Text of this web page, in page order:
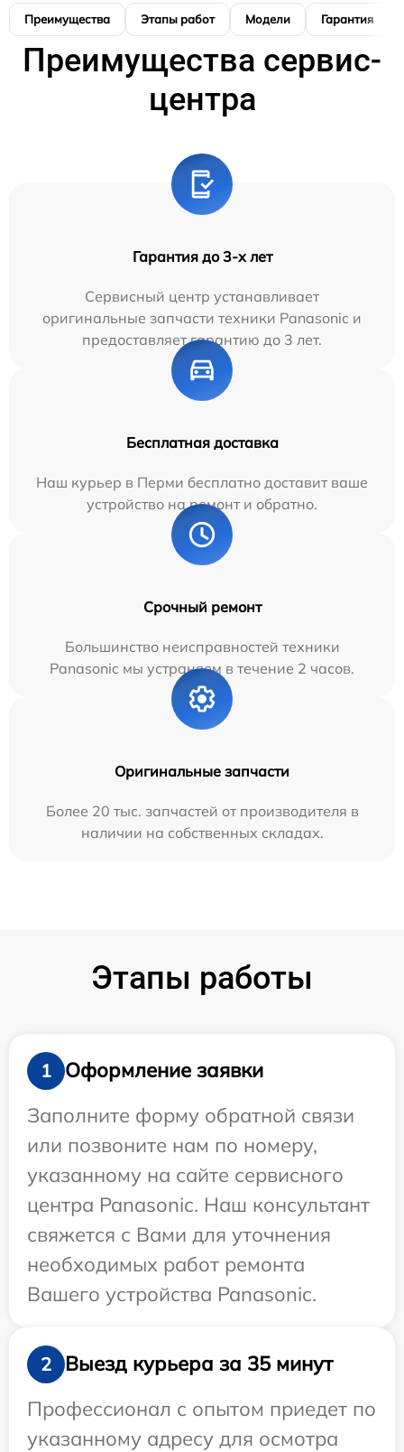
Преимущества Этапы работ Модели Гарантия
Преимущества сервис-
центра
Гарантия до 3-х лет
Сервисный центр устанавливает
оригинальные запчасти техники Panasonic и
предоставляет гарантию до 3 лет.
Бесплатная доставка
Наш курьер в Перми бесплатно доставит ваше
устройство на ремонт и обратно.
Срочный ремонт
Большинство неисправностей техники
Panasonic мы устраняем в течение 2 часов.
Оригинальные запчасти
Более 20 тыс. запчастей от производителя в
наличии на собственных складах.
Этапы работы
1
Оформление заявки
Заполните форму обратной связи
или позвоните нам по номеру,
указанному на сайте сервисного
центра Panasonic. Наш консультант
свяжется с Вами для уточнения
необходимых работ ремонта
Вашего устройства Panasonic.
2
Выезд курьера за 35 минут
Профессионал с опытом приедет по
указанному адресу для осмотра